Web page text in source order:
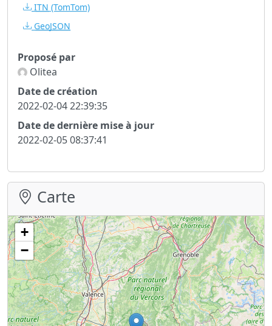
ITN (TomTom)
GeoJSON
Proposé par
Olitea
Date de création
2022-02-04 22:39:35
Date de dernière mise à jour
2022-02-05 08:37:41
Carte
+
−